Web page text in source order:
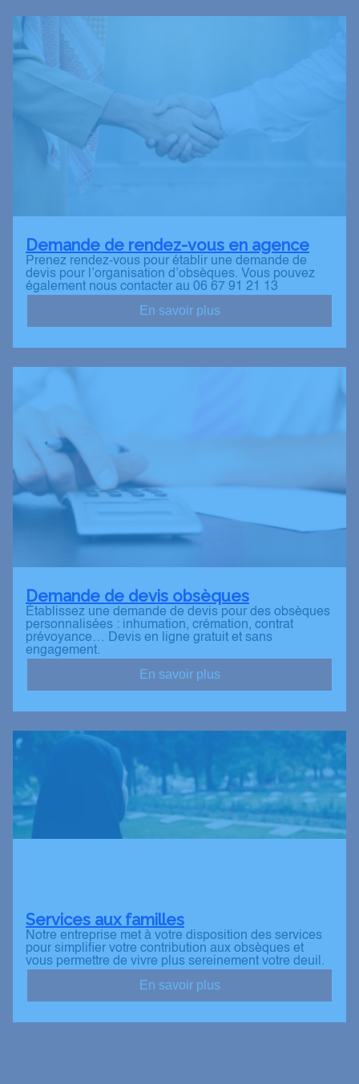
Demande de rendez-vous en agence
Prenez rendez-vous pour établir une demande de
devis pour l’organisation d’obsèques. Vous pouvez
également nous contacter au 06 67 91 21 13
En savoir plus
Demande de devis obsèques
Établissez une demande de devis pour des obsèques
personnalisées : inhumation, crémation, contrat
prévoyance… Devis en ligne gratuit et sans
engagement.
En savoir plus
Services aux familles
Notre entreprise met à votre disposition des services
pour simplifier votre contribution aux obsèques et
vous permettre de vivre plus sereinement votre deuil.
En savoir plus